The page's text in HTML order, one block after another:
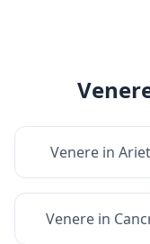
Venerein
Venere in